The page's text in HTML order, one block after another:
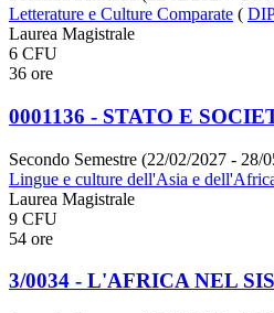
Letterature e Culture Comparate (
Laurea Magistrale
6 CFU
36 ore
0001136 - STATO E
Secondo Semestre (22/02/2027 - 28/
Lingue e culture dell'Asia e
Laurea Magistrale
9 CFU
54 ore
3/0034 - L'AFRICA NEL